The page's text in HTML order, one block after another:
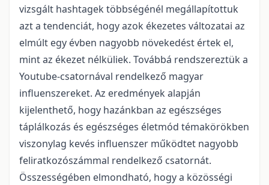
vizsgált hashtagek többségénél megállapítottuk
azt a tendenciát, hogy azok ékezetes változatai az
elmúlt egy évben nagyobb növekedést értek el,
mint az ékezet nélküliek. Továbbá rendszereztük a
Youtube-csatornával rendelkező magyar
influenszereket. Az eredmények alapján
kijelenthető, hogy hazánkban az egészséges
táplálkozás és egészséges életmód témakörökben
viszonylag kevés influenszer működtet nagyobb
feliratkozószámmal rendelkező csatornát.
Összességében elmondható, hogy a közösségi